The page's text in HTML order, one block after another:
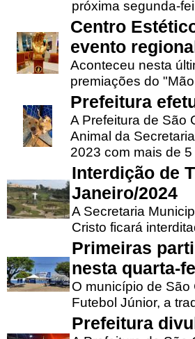
próxima segunda-
Centro
evento
Aconteceu nesta
premiações do
Prefeitura
A Prefeitura de São
Animal da
2023 com mais de 5
Interdição de
Janeiro/2024
A Secretaria
Cristo ficará
Primeiras
nesta quarta-
O município de
Futebol Júnior, a
Prefeitura